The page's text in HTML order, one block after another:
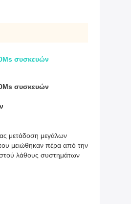
συσκευών
συσκευών
μετάδοση μεγάλων
μειώθηκαν πέρα από την
λάθους συστημάτων